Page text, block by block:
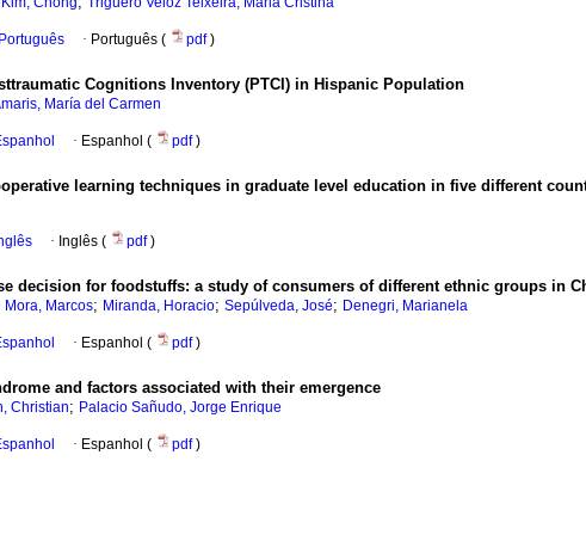
· Português ( pdf)
Cognitions Inventory (PTCI) in Hispanic Population
María del Carmen
· Espanhol ( pdf)
learning techniques in graduate level education in five different
· Inglês ( pdf)
decision for foodstuffs: a study of consumers of different ethnic groups in
Mora, Marcos; Miranda, Horacio; Sepúlveda, José; Denegri, Marianela
· Espanhol ( pdf)
and factors associated with their emergence
Christian; Palacio Sañudo, Jorge Enrique
· Espanhol ( pdf)